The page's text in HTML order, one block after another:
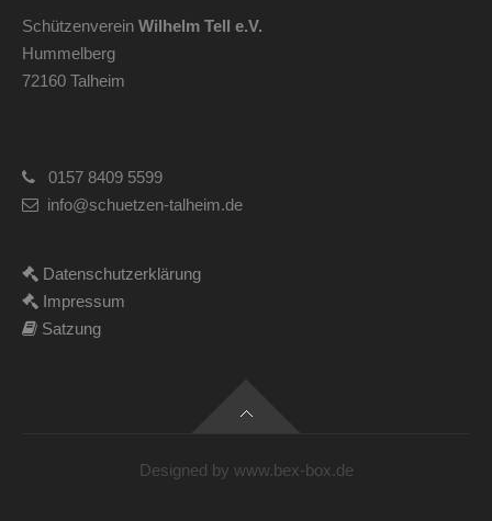
Schützenverein Wilhelm Tell e.V.
Hummelberg
72160 Talheim
0157 8409 5599
info@schuetzen-talheim.de
Datenschutzerklärung
Impressum
Satzung
Designed by www.bex-box.de